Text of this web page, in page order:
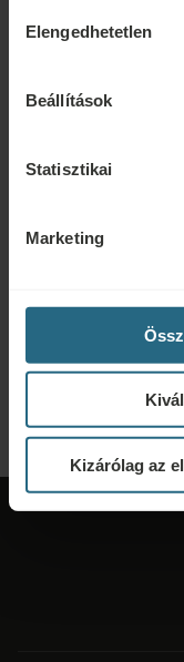
eszközöket, kérjük,
kattintva.
kiválasztása
Elengedhetetlen
Beállítások
Statisztikai
Marketing
Kizárólag az
Foglalja le legjobb
Lépjen velünk
legjobb ajánlatot
információt,